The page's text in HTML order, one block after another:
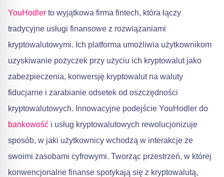
YouHodler to wyjątkowa firma fintech, która łączy
tradycyjne usługi finansowe z rozwiązaniami
kryptowalutowymi. Ich platforma umożliwia użytkownikom
uzyskiwanie pożyczek przy użyciu ich kryptowalut jako
zabezpieczenia, konwersję kryptowalut na waluty
fiducjarne i zarabianie odsetek od oszczędności
kryptowalutowych. Innowacyjne podejście YouHodler do
bankowość i usług kryptowalutowych rewolucjonizuje
sposób, w jaki użytkownicy wchodzą w interakcje ze
swoimi zasobami cyfrowymi. Tworząc przestrzeń, w której
konwencjonalne finanse spotykają się z kryptowalutą,